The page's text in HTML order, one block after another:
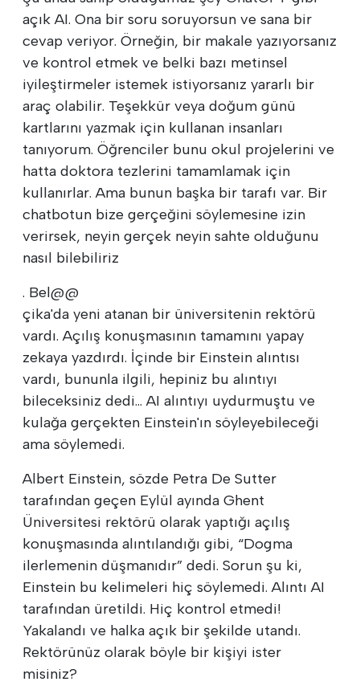
açık AI. Ona bir soru soruyorsun ve sana bir
cevap veriyor. Örneğin, bir makale yazıyorsanız
ve kontrol etmek ve belki bazı metinsel
iyileştirmeler istemek istiyorsanız yararlı bir
araç olabilir. Teşekkür veya doğum günü
kartlarını yazmak için kullanan insanları
tanıyorum. Öğrenciler bunu okul projelerini ve
hatta doktora tezlerini tamamlamak için
kullanırlar. Ama bunun başka bir tarafı var. Bir
chatbotun bize gerçeğini söylemesine izin
verirsek, neyin gerçek neyin sahte olduğunu
nasıl bilebiliriz
. Bel@@
çika'da yeni atanan bir üniversitenin rektörü
vardı. Açılış konuşmasının tamamını yapay
zekaya yazdırdı. İçinde bir Einstein alıntısı
vardı, bununla ilgili, hepiniz bu alıntıyı
bileceksiniz dedi... AI alıntıyı uydurmuştu ve
kulağa gerçekten Einstein'ın söyleyebileceği
ama söylemedi.
Albert Einstein, sözde Petra De Sutter
tarafından geçen Eylül ayında Ghent
Üniversitesi rektörü olarak yaptığı açılış
konuşmasında alıntılandığı gibi, “Dogma
ilerlemenin düşmanıdır” dedi. Sorun şu ki,
Einstein bu kelimeleri hiç söylemedi. Alıntı AI
tarafından üretildi. Hiç kontrol etmedi!
Yakalandı ve halka açık bir şekilde utandı.
Rektörünüz olarak böyle bir kişiyi ister
misiniz?